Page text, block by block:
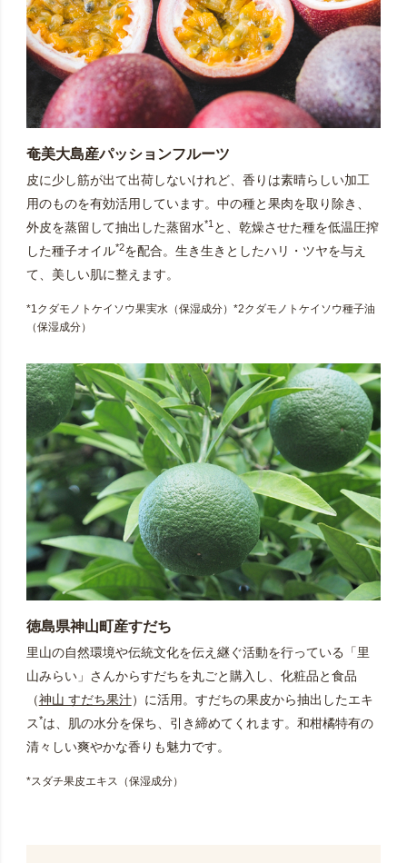
奄美大島産パッションフルーツ
皮に少し筋が出て出荷しないけれど、香りは素晴らしい加工
用のものを有効活用しています。中の種と果肉を取り除き、
外皮を蒸留して抽出した蒸留水*1と、乾燥させた種を低温圧搾
した種子オイル*2を配合。生き生きとしたハリ・ツヤを与え
て、美しい肌に整えます。
*1クダモノトケイソウ果実水（保湿成分）*2クダモノトケイソウ種子油
（保湿成分）
徳島県神山町産すだち
里山の自然環境や伝統文化を伝え継ぐ活動を行っている「里
山みらい」さんからすだちを丸ごと購入し、化粧品と食品
（神山 すだち果汁）に活用。すだちの果皮から抽出したエキ
ス*は、肌の水分を保ち、引き締めてくれます。和柑橘特有の
清々しい爽やかな香りも魅力です。
*スダチ果皮エキス（保湿成分）